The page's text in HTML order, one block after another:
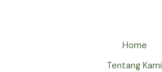
Home
Tentang Kami